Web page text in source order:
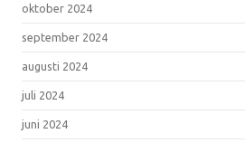
oktober 2024
september 2024
augusti 2024
juli 2024
juni 2024